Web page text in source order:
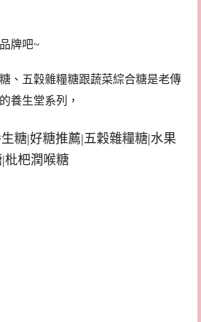
牌吧~
、五穀雜糧糖跟蔬菜綜合糖是老傳
養生堂系列，